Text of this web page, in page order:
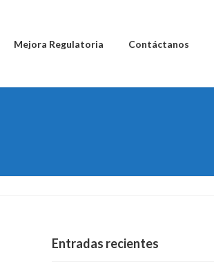
Mejora Regulatoria Contáctanos
Entradas recientes